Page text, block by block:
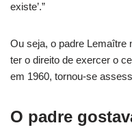
existe’.”
Ou seja, o padre Lemaître
ter o direito de exercer o
em 1960, tornou-se
O padre